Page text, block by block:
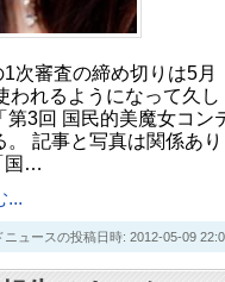
次審査の締め切りは5月
われるようになって久し
3回 国民的美魔女コン
記事と写真は関係あり
国…
...
ュースの投稿日時: 2012-05-09